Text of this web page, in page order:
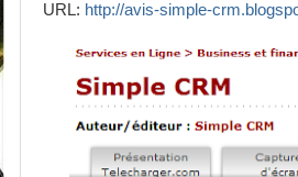
URL: http://avis-simple-